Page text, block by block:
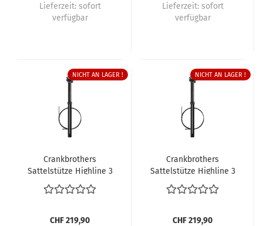
Lieferzeit: sofort
verfügbar
Lieferzeit: sofort
verfügbar
NICHT AN LAGER !
Crankbrothers
Sattelstütze Highline 3
CHF 219,90
NICHT AN LAGER !
Crankbrothers
Sattelstütze Highline 3
CHF 219,90